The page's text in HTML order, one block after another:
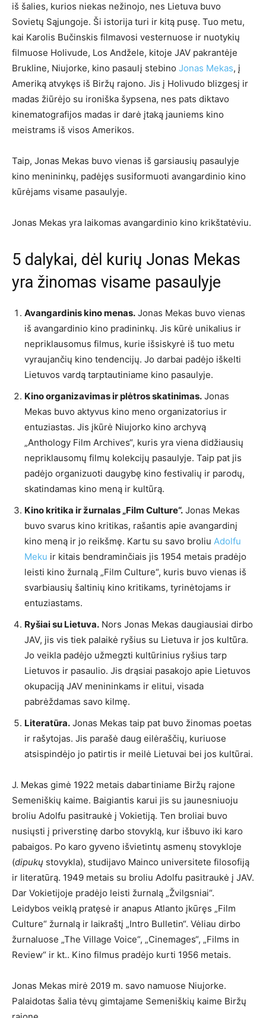
iš šalies, kurios niekas nežinojo, nes Lietuva buvo
Sovietų Sąjungoje. Ši istorija turi ir kitą pusę. Tuo metu,
kai Karolis Bučinskis filmavosi vesternuose ir nuotykių
filmuose Holivude, Los Andžele, kitoje JAV pakrantėje
Brukline, Niujorke, kino pasaulį stebino Jonas Mekas, į
Ameriką atvykęs iš Biržų rajono. Jis į Holivudo blizgesį ir
madas žiūrėjo su ironiška šypsena, nes pats diktavo
kinematografijos madas ir darė įtaką jauniems kino
meistrams iš visos Amerikos.
Taip, Jonas Mekas buvo vienas iš garsiausių pasaulyje
kino menininkų, padėjęs susiformuoti avangardinio kino
kūrėjams visame pasaulyje.
Jonas Mekas yra laikomas avangardinio kino krikštatėviu.
5 dalykai, dėl kurių Jonas Mekas
yra žinomas visame pasaulyje
Avangardinis kino menas. Jonas Mekas buvo vienas
iš avangardinio kino pradininkų. Jis kūrė unikalius ir
nepriklausomus filmus, kurie išsiskyrė iš tuo metu
vyraujančių kino tendencijų. Jo darbai padėjo iškelti
Lietuvos vardą tarptautiniame kino pasaulyje.
Kino organizavimas ir plėtros skatinimas. Jonas
Mekas buvo aktyvus kino meno organizatorius ir
entuziastas. Jis įkūrė Niujorko kino archyvą
„Anthology Film Archives“, kuris yra viena didžiausių
nepriklausomų filmų kolekcijų pasaulyje. Taip pat jis
padėjo organizuoti daugybę kino festivalių ir parodų,
skatindamas kino meną ir kultūrą.
Kino kritika ir žurnalas „Film Culture“. Jonas Mekas
buvo svarus kino kritikas, rašantis apie avangardinį
kino meną ir jo reikšmę. Kartu su savo broliu Adolfu
Meku ir kitais bendraminčiais jis 1954 metais pradėjo
leisti kino žurnalą „Film Culture“, kuris buvo vienas iš
svarbiausių šaltinių kino kritikams, tyrinėtojams ir
entuziastams.
Ryšiai su Lietuva. Nors Jonas Mekas daugiausiai dirbo
JAV, jis vis tiek palaikė ryšius su Lietuva ir jos kultūra.
Jo veikla padėjo užmegzti kultūrinius ryšius tarp
Lietuvos ir pasaulio. Jis drąsiai pasakojo apie Lietuvos
okupaciją JAV menininkams ir elitui, visada
pabrėždamas savo kilmę.
Literatūra. Jonas Mekas taip pat buvo žinomas poetas
ir rašytojas. Jis parašė daug eilėraščių, kuriuose
atsispindėjo jo patirtis ir meilė Lietuvai bei jos kultūrai.
J. Mekas gimė 1922 metais dabartiniame Biržų rajone
Semeniškių kaime. Baigiantis karui jis su jaunesniuoju
broliu Adolfu pasitraukė į Vokietiją. Ten broliai buvo
nusiųsti į priverstinę darbo stovyklą, kur išbuvo iki karo
pabaigos. Po karo gyveno išvietintų asmenų stovykloje
(dipukų stovykla), studijavo Mainco universitete filosofiją
ir literatūrą. 1949 metais su broliu Adolfu pasitraukė į JAV.
Dar Vokietijoje pradėjo leisti žurnalą „Žvilgsniai“.
Leidybos veiklą pratęsė ir anapus Atlanto įkūręs „Film
Culture“ žurnalą ir laikraštį „Intro Bulletin“. Vėliau dirbo
žurnaluose „The Village Voice“, „Cinemages“, „Films in
Review“ ir kt.. Kino filmus pradėjo kurti 1956 metais.
Jonas Mekas mirė 2019 m. savo namuose Niujorke.
Palaidotas šalia tėvų gimtajame Semeniškių kaime Biržų